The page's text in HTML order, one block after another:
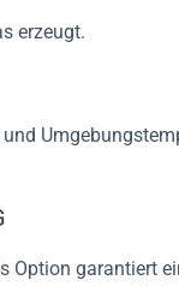
erzeugt.
Option garantiert